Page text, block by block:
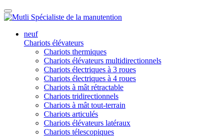
neuf
Chariots élévateurs
Chariots thermiques
Chariots élévateurs multidirectionnels
Chariots électriques à 3 roues
Chariots électriques à 4 roues
Chariots à mât rétractable
Chariots tridirectionnels
Chariots à mât tout-terrain
Chariots articulés
Chariots élévateurs latéraux
Chariots télescopiques